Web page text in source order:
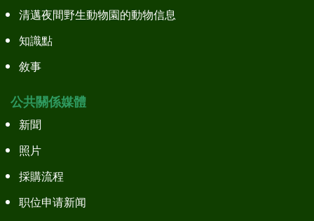
清邁夜間野生動物園的動物信息
知識點
敘事
公共關係媒體
新聞
照片
採購流程
职位申请新闻